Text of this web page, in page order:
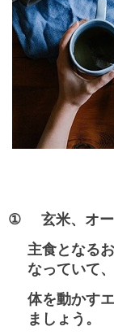
①
玄米、オ
主食となる
なっていて、
体を動かす
ましょう。